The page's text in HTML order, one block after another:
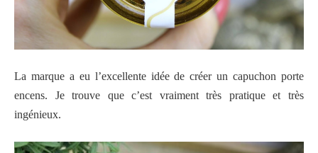
La marque a eu l’excellente idée de créer un capuchon porte
encens. Je trouve que c’est vraiment très pratique et très
ingénieux.